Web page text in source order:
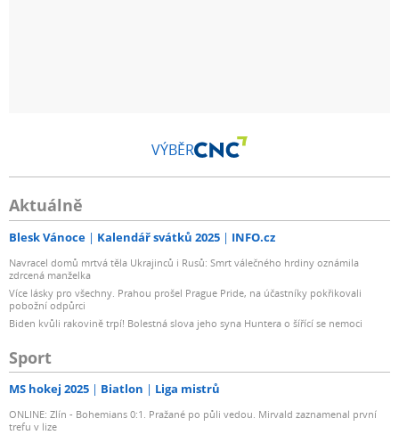
VÝBĚR
Aktuálně
Blesk Vánoce Kalendář svátků 2025 INFO.cz
Navracel domů mrtvá těla Ukrajinců i Rusů: Smrt válečného hrdiny oznámila
zdrcená manželka
Více lásky pro všechny. Prahou prošel Prague Pride, na účastníky pokřikovali
pobožní odpůrci
Biden kvůli rakovině trpí! Bolestná slova jeho syna Huntera o šířící se nemoci
Sport
MS hokej 2025 Biatlon Liga mistrů
ONLINE: Zlín - Bohemians 0:1. Pražané po půli vedou. Mirvald zaznamenal první
trefu v lize